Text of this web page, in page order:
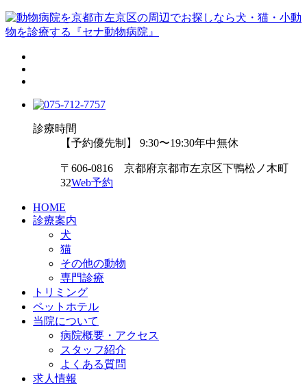
診療時間
【予約優先制】 9:30〜19:30年中無休
〒606-0816 京都府京都市左京区下鴨松ノ木町
32Web予約
HOME
診療案内
犬
猫
その他の動物
専門診療
トリミング
ペットホテル
当院について
病院概要・アクセス
スタッフ紹介
よくある質問
求人情報